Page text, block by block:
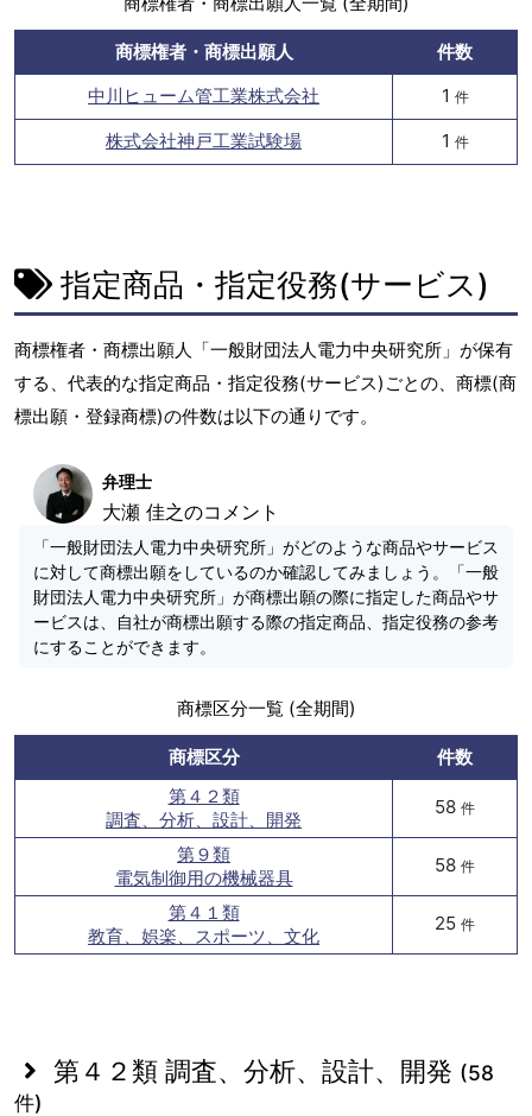
商標権者・商標出願人
件数
中川ヒューム管工業株式会社
1 件
株式会社神戸工業試験場 1 件
指定商品・指定役務(サービス)
商標権者・商標出願人「一般財団法人電力中央研究所」が保有
する、代表的な指定商品・指定役務(サービス)ごとの、商標(商
標出願・登録商標)の件数は以下の通りです。
弁理士
大瀬 佳之のコメント
「一般財団法人電力中央研究所」がどのような商品やサービス
に対して商標出願をしているのか確認してみましょう。「一般
財団法人電力中央研究所」が商標出願の際に指定した商品やサ
ービスは、自社が商標出願する際の指定商品、指定役務の参考
にすることができます。
商標区分一覧 (全期間)
商標区分
件数
第４２類
調査、分析、設計、開発
58 件
第９類
電気制御用の機械器具
58 件
第４１類
教育、娯楽、スポーツ、文化
25 件
第４２類 調査、分析、設計、開発 (58
件)